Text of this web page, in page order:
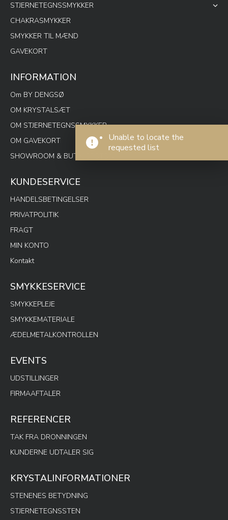
Unable to locate the
requested list
STJERNETEGNSSMYKKER
CHAKRASMYKKER
SMYKKER TIL MÆND
GAVEKORT
INFORMATION
Om BY DENGSØ
OM KRYSTALSÆT
OM STJERNETEGNSSMYKKER
OM GAVEKORT
SHOWROOM & BUTIK SPOTON
KUNDESERVICE
HANDELSBETINGELSER
PRIVATPOLITIK
FRAGT
MIN KONTO
Kontakt
SMYKKESERVICE
SMYKKEPLEJE
SMYKKEMATERIALE
ÆDELMETALKONTROLLEN
EVENTS
UDSTILLINGER
FIRMAAFTALER
REFERENCER
TAK FRA DRONNINGEN
KUNDERNE UDTALER SIG
KRYSTALINFORMATIONER
STENENES BETYDNING
STJERNETEGNSSTEN